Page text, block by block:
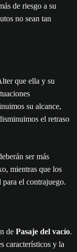
de riesgo a su
no sean tan
que ella y su
su alcance,
el retraso
ser más
mientras que los
el contrajuego.
de Pasaje del vacío.
característicos y la